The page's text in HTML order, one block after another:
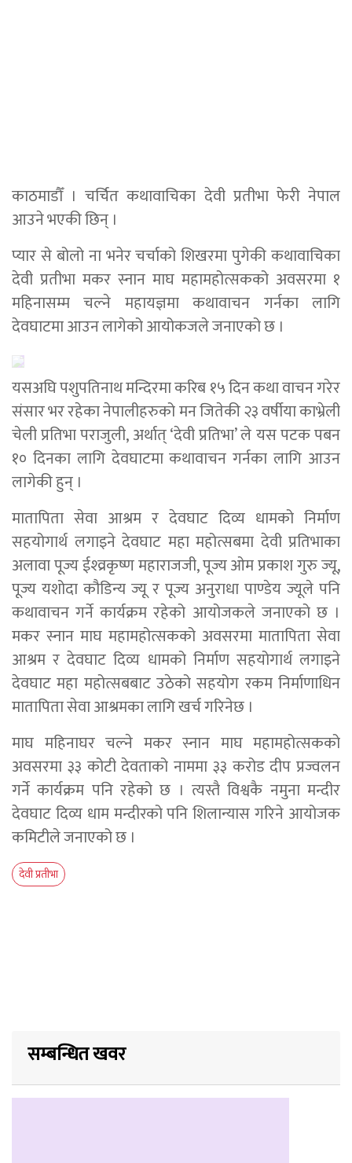
काठमाडौँ । चर्चित कथावाचिका देवी प्रतीभा फेरी नेपाल
आउने भएकी छिन् ।
प्यार से बोलो ना भनेर चर्चाको शिखरमा पुगेकी कथावाचिका
देवी प्रतीभा मकर स्नान माघ महामहोत्सकको अवसरमा १
महिनासम्म चल्ने महायज्ञमा कथावाचन गर्नका लागि
देवघाटमा आउन लागेको आयोकजले जनाएको छ ।
यसअघि पशुपतिनाथ मन्दिरमा करिब १५ दिन कथा वाचन गरेर
संसार भर रहेका नेपालीहरुको मन जितेकी २३ वर्षीया काभ्रेली
चेली प्रतिभा पराजुली, अर्थात् ‘देवी प्रतिभा’ ले यस पटक पबन
१० दिनका लागि देवघाटमा कथावाचन गर्नका लागि आउन
लागेकी हुन् ।
मातापिता सेवा आश्रम र देवघाट दिव्य धामको निर्माण
सहयोगार्थ लगाइने देवघाट महा महोत्सबमा देवी प्रतिभाका
अलावा पूज्य ईश्व्रकृष्ण महाराजजी, पूज्य ओम प्रकाश गुरु ज्यू,
पूज्य यशोदा कौडिन्य ज्यू र पूज्य अनुराधा पाण्डेय ज्यूले पनि
कथावाचन गर्ने कार्यक्रम रहेको आयोजकले जनाएको छ ।
मकर स्नान माघ महामहोत्सकको अवसरमा मातापिता सेवा
आश्रम र देवघाट दिव्य धामको निर्माण सहयोगार्थ लगाइने
देवघाट महा महोत्सबबाट उठेको सहयोग रकम निर्माणाधिन
मातापिता सेवा आश्रमका लागि खर्च गरिनेछ ।
माघ महिनाघर चल्ने मकर स्नान माघ महामहोत्सकको
अवसरमा ३३ कोटी देवताको नाममा ३३ करोड दीप प्रज्वलन
गर्ने कार्यक्रम पनि रहेको छ । त्यस्तै विश्वकै नमुना मन्दीर
देवघाट दिव्य धाम मन्दीरको पनि शिलान्यास गरिने आयोजक
कमिटीले जनाएको छ ।
देवी प्रतीभा
सम्बन्धित खवर